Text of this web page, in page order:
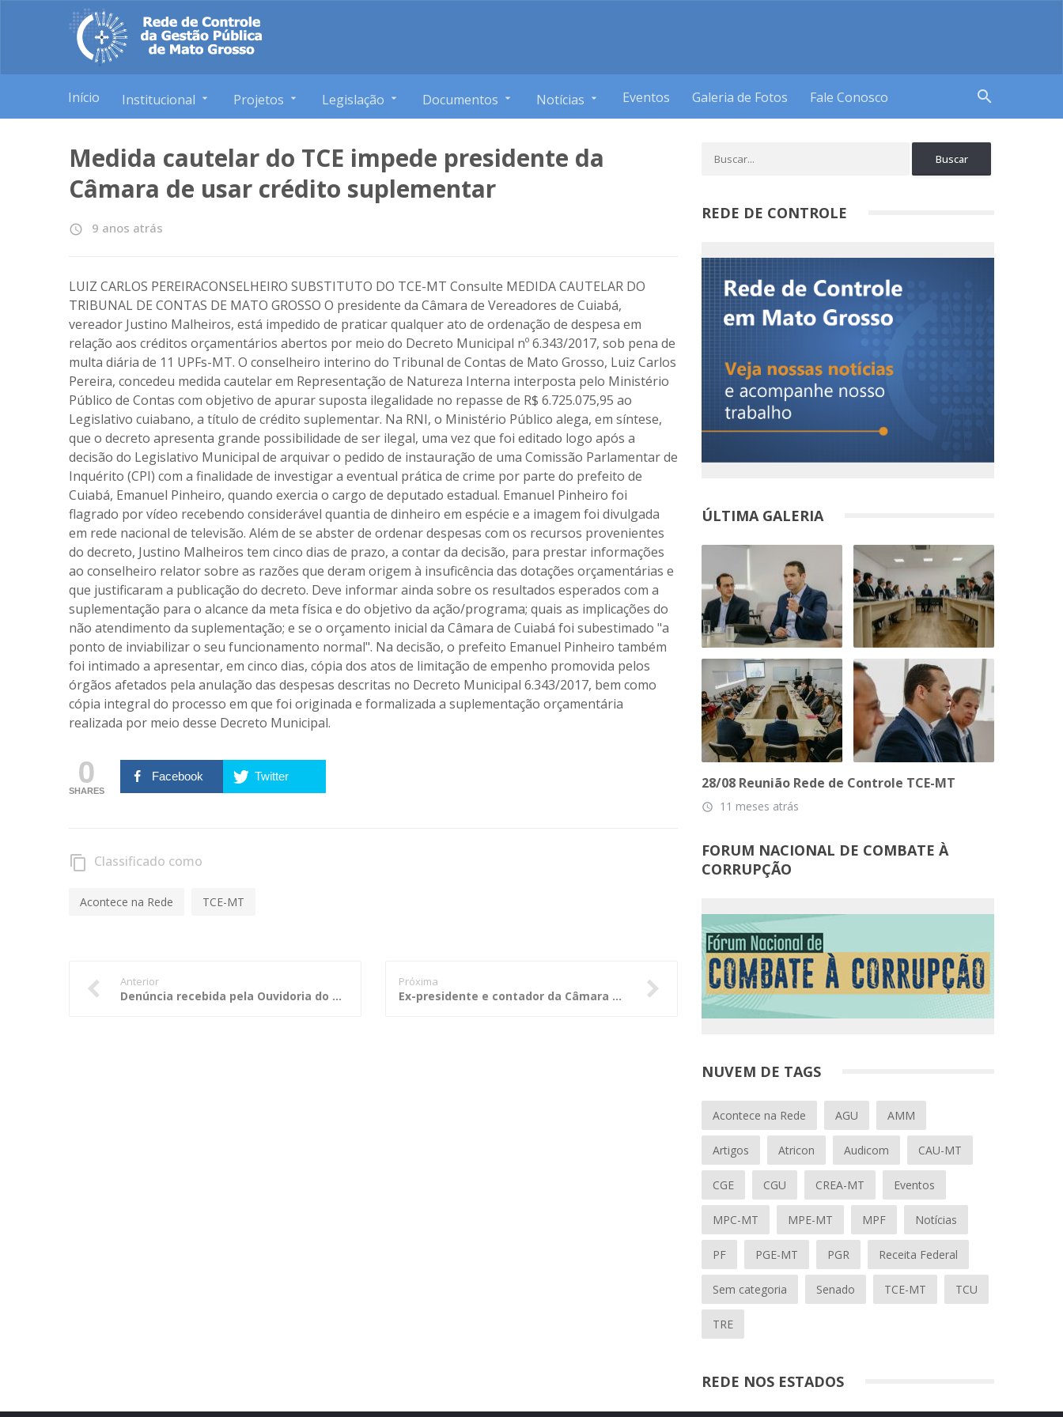
Início Institucional Projetos Legislação Documentos Notícias Eventos Galeria de Fotos Fale Conosco search
Medida cautelar do TCE impede presidente da
Câmara de usar crédito suplementar
access_time 9 anos atrás
LUIZ CARLOS PEREIRACONSELHEIRO SUBSTITUTO DO TCE-MT Consulte MEDIDA CAUTELAR DO
TRIBUNAL DE CONTAS DE MATO GROSSO O presidente da Câmara de Vereadores de Cuiabá,
vereador Justino Malheiros, está impedido de praticar qualquer ato de ordenação de despesa em
relação aos créditos orçamentários abertos por meio do Decreto Municipal nº 6.343/2017, sob pena de
multa diária de 11 UPFs-MT. O conselheiro interino do Tribunal de Contas de Mato Grosso, Luiz Carlos
Pereira, concedeu medida cautelar em Representação de Natureza Interna interposta pelo Ministério
Público de Contas com objetivo de apurar suposta ilegalidade no repasse de R$ 6.725.075,95 ao
Legislativo cuiabano, a título de crédito suplementar. Na RNI, o Ministério Público alega, em síntese,
que o decreto apresenta grande possibilidade de ser ilegal, uma vez que foi editado logo após a
decisão do Legislativo Municipal de arquivar o pedido de instauração de uma Comissão Parlamentar de
Inquérito (CPI) com a finalidade de investigar a eventual prática de crime por parte do prefeito de
Cuiabá, Emanuel Pinheiro, quando exercia o cargo de deputado estadual. Emanuel Pinheiro foi
flagrado por vídeo recebendo considerável quantia de dinheiro em espécie e a imagem foi divulgada
em rede nacional de televisão. Além de se abster de ordenar despesas com os recursos provenientes
do decreto, Justino Malheiros tem cinco dias de prazo, a contar da decisão, para prestar informações
ao conselheiro relator sobre as razões que deram origem à insuficência das dotações orçamentárias e
que justificaram a publicação do decreto. Deve informar ainda sobre os resultados esperados com a
suplementação para o alcance da meta física e do objetivo da ação/programa; quais as implicações do
não atendimento da suplementação; e se o orçamento inicial da Câmara de Cuiabá foi subestimado "a
ponto de inviabilizar o seu funcionamento normal". Na decisão, o prefeito Emanuel Pinheiro também
foi intimado a apresentar, em cinco dias, cópia dos atos de limitação de empenho promovida pelos
órgãos afetados pela anulação das despesas descritas no Decreto Municipal 6.343/2017, bem como
cópia integral do processo em que foi originada e formalizada a suplementação orçamentária
realizada por meio desse Decreto Municipal.
0
SHARES
Facebook Twitter
content_copy Classificado como
Acontece na Rede TCE-MT
Anterior
Denúncia recebida pela Ouvidoria do TCE-MT resulta em multas e determinações
Próxima
Ex-presidente e contador da Câmara de Lambari D'Oeste devem ressarcir erário
REDE DE CONTROLE
ÚLTIMA GALERIA
28/08 Reunião Rede de Controle TCE-MT
access_time 11 meses atrás
FORUM NACIONAL DE COMBATE À
CORRUPÇÃO
NUVEM DE TAGS
Acontece na Rede AGU AMM
Artigos Atricon Audicom CAU-MT
CGE CGU CREA-MT Eventos
MPC-MT MPE-MT MPF Notícias
PF PGE-MT PGR Receita Federal
Sem categoria Senado TCE-MT TCU
TRE
REDE NOS ESTADOS